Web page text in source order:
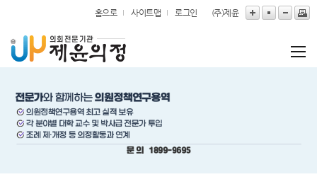
홈으로 사이트맵 로그인 (주)제윤